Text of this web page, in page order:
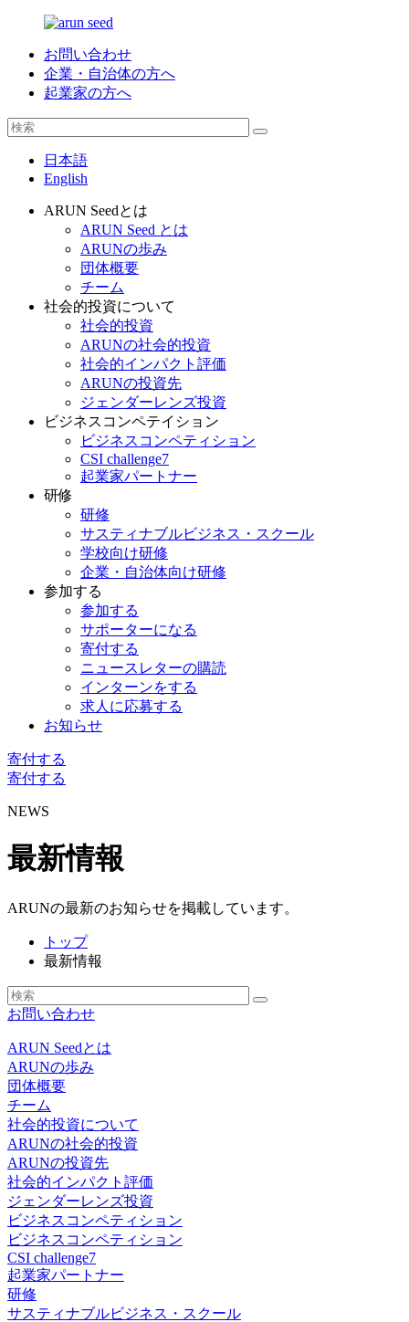
お問い合わせ
企業・自治体の方へ
起業家の方へ
日本語
English
ARUN Seedとは
ARUN Seed とは
ARUNの歩み
団体概要
チーム
社会的投資について
社会的投資
ARUNの社会的投資
社会的インパクト評価
ARUNの投資先
ジェンダーレンズ投資
ビジネスコンペテイション
ビジネスコンペティション
CSI challenge7
起業家パートナー
研修
研修
サスティナブルビジネス・スクール
学校向け研修
企業・自治体向け研修
参加する
参加する
サポーターになる
寄付する
ニュースレターの購読
インターンをする
求人に応募する
お知らせ
寄付する
寄付する
NEWS
最新情報
ARUNの最新のお知らせを掲載しています。
トップ
最新情報
お問い合わせ
ARUN Seedとは
ARUNの歩み
団体概要
チーム
社会的投資について
ARUNの社会的投資
ARUNの投資先
社会的インパクト評価
ジェンダーレンズ投資
ビジネスコンペティション
ビジネスコンペティション
CSI challenge7
起業家パートナー
研修
サスティナブルビジネス・スクール